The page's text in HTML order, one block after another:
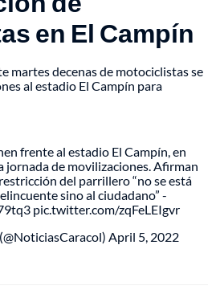
en El Campín
martes decenas de motociclistas se
al estadio El Campín para
frente al estadio El Campín, en
jornada de movilizaciones. Afirman
del parrillero “no se está
sino al ciudadano” -
pic.twitter.com/zqFeLEIgvr
April 5, 2022